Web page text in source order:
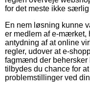
for det meste ikke særlig
En nem løsning kunne
er medlem af e-
antydning af at online
regler, udover at e-
fagmænd der behersker
tilbydes du chance for
problemstillinger ved